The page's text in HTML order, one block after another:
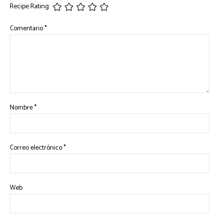
Recipe Rating
Comentario*
Nombre*
Correo electrónico*
Web